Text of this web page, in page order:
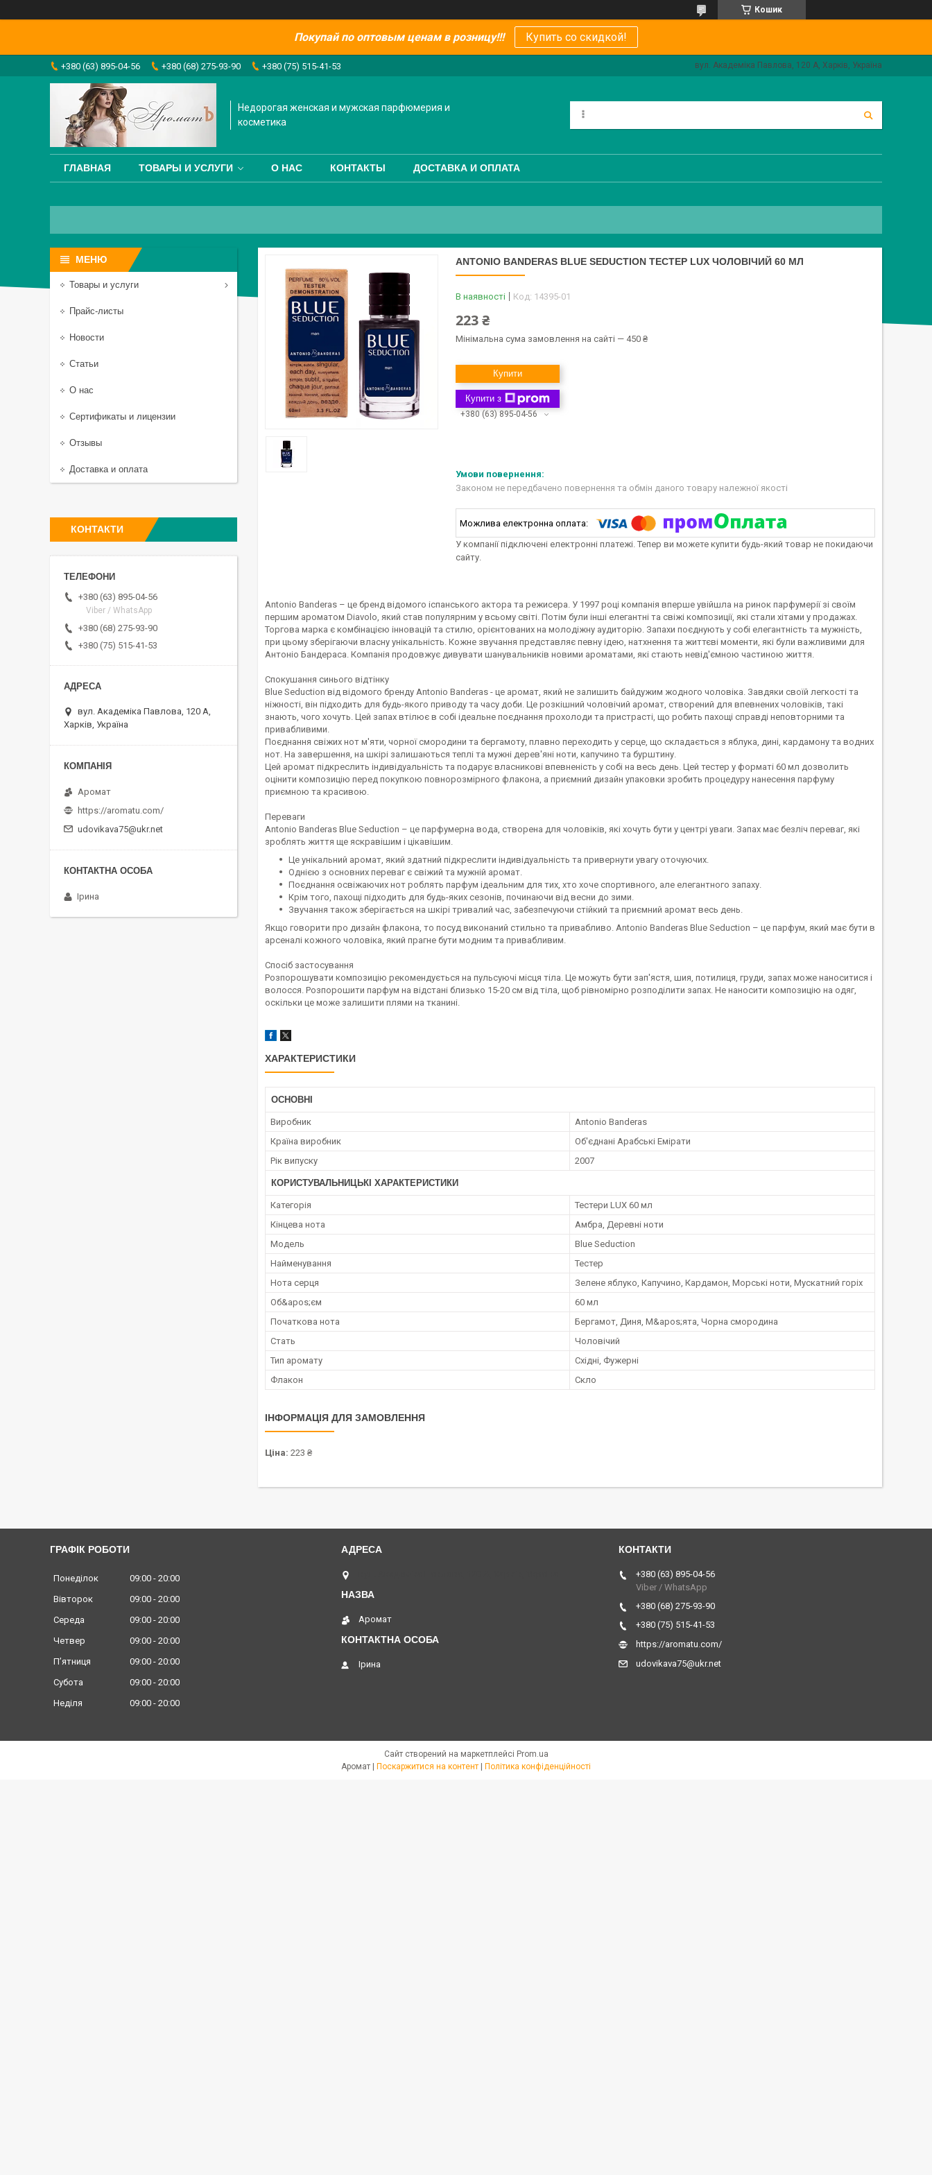
Кошик
Покупай по оптовым ценам в розницу!!! Купить со скидкой!
+380 (63) 895-04-56 +380 (68) 275-93-90 +380 (75) 515-41-53 вул. Академіка Павлова, 120 А, Харків, Україна
Недорогая женская и мужская парфюмерия и
косметика
ГЛАВНАЯ ТОВАРЫ И УСЛУГИ О НАС КОНТАКТЫ ДОСТАВКА И ОПЛАТА
ANTONIO BANDERAS BLUE SEDUCTION ТЕСТЕР LUX ЧОЛОВІЧИЙ 60 МЛ
В наявності Код: 14395-01
223 ₴
Мінімальна сума замовлення на сайті — 450 ₴
Купити
Купити з
+380 (63) 895-04-56
Законом не передбачено повернення та обмін даного товару належної якості
У компанії підключені електронні платежі. Тепер ви можете купити будь-який товар не покидаючи
сайту.
Antonio Banderas – це бренд відомого іспанського актора та режисера. У 1997 році компанія вперше увійшла на ринок парфумерії зі своїм
першим ароматом Diavolo, який став популярним у всьому світі. Потім були інші елегантні та свіжі композиції, які стали хітами у продажах.
Торгова марка є комбінацією інновацій та стилю, орієнтованих на молодіжну аудиторію. Запахи поєднують у собі елегантність та мужність,
при цьому зберігаючи власну унікальність. Кожне звучання представляє певну ідею, натхнення та життєві моменти, які були важливими для
Антоніо Бандераса. Компанія продовжує дивувати шанувальників новими ароматами, які стають невід'ємною частиною життя.
Спокушання синього відтінку
Blue Seduction від відомого бренду Antonio Banderas - це аромат, який не залишить байдужим жодного чоловіка. Завдяки своїй легкості та
ніжності, він підходить для будь-якого приводу та часу доби. Це розкішний чоловічий аромат, створений для впевнених чоловіків, такі
знають, чого хочуть. Цей запах втілює в собі ідеальне поєднання прохолоди та пристрасті, що робить пахощі справді неповторними та
привабливими.
Поєднання свіжих нот м'яти, чорної смородини та бергамоту, плавно переходить у серце, що складається з яблука, дині, кардамону та водних
нот. На завершення, на шкірі залишаються теплі та мужні дерев'яні ноти, капучино та бурштину.
Цей аромат підкреслить індивідуальність та подарує власникові впевненість у собі на весь день. Цей тестер у форматі 60 мл дозволить
оцінити композицію перед покупкою повнорозмірного флакона, а приємний дизайн упаковки зробить процедуру нанесення парфуму
приємною та красивою.
Переваги
Antonio Banderas Blue Seduction – це парфумерна вода, створена для чоловіків, які хочуть бути у центрі уваги. Запах має безліч переваг, які
зроблять життя ще яскравішим і цікавішим.
Це унікальний аромат, який здатний підкреслити індивідуальність та привернути увагу оточуючих.
Однією з основних переваг є свіжий та мужній аромат.
Поєднання освіжаючих нот роблять парфум ідеальним для тих, хто хоче спортивного, але елегантного запаху.
Крім того, пахощі підходить для будь-яких сезонів, починаючи від весни до зими.
Звучання також зберігається на шкірі тривалий час, забезпечуючи стійкий та приємний аромат весь день.
Якщо говорити про дизайн флакона, то посуд виконаний стильно та привабливо. Antonio Banderas Blue Seduction – це парфум, який має бути в
арсеналі кожного чоловіка, який прагне бути модним та привабливим.
Спосіб застосування
Розпорошувати композицію рекомендується на пульсуючі місця тіла. Це можуть бути зап'ястя, шия, потилиця, груди, запах може наноситися і
волосся. Розпорошити парфум на відстані близько 15-20 см від тіла, щоб рівномірно розподілити запах. Не наносити композицію на одяг,
оскільки це може залишити плями на тканині.
ХАРАКТЕРИСТИКИ
ОСНОВНІ
Виробник
Antonio Banderas
Країна виробник
Об'єднані Арабські Емірати
Рік випуску
2007
КОРИСТУВАЛЬНИЦЬКІ ХАРАКТЕРИСТИКИ
Категорія
Тестери LUX 60 мл
Кінцева нота
Амбра, Деревні ноти
Мoдель
Blue Seduction
Найменування
Тестер
Нота серця
Зелене яблуко, Капучино, Кардамон, Морські ноти, Мускатний горіх
Об&apos;єм
60 мл
Початкова нота
Бергамот, Диня, М&apos;ята, Чорна смородина
Стать
Чоловічий
Тип аромату
Східні, Фужерні
Флакон
Скло
ІНФОРМАЦІЯ ДЛЯ ЗАМОВЛЕННЯ
Ціна: 223 ₴
Товары и услуги
Прайс-листы
Новости
Статьи
О нас
Сертификаты и лицензии
Отзывы
Доставка и оплата
КОНТАКТИ
+380 (63) 895-04-56
Viber / WhatsApp
+380 (68) 275-93-90
+380 (75) 515-41-53
вул. Академіка Павлова, 120 А,
Харків, Україна
Аромат
https://aromatu.com/
udovikava75@ukr.net
Ірина
ГРАФІК РОБОТИ
Понеділок 09:00
20:00
Вівторок
09:00
20:00
Середа
09:00
20:00
Четвер
09:00
20:00
Пʼятниця
09:00
20:00
Субота
09:00
20:00
Неділя
09:00 20:00
Аромат
Ірина
+380 (63) 895-04-56
Viber / WhatsApp
+380 (68) 275-93-90
+380 (75) 515-41-53
https://aromatu.com/
udovikava75@ukr.net
Сайт створений на маркетплейсі Prom.ua
Поскаржитися на контент Політика конфіденційності